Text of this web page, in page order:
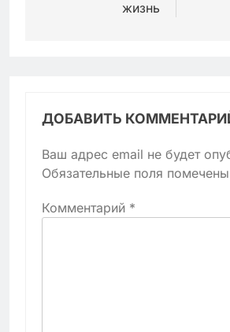
жизнь
ДОБАВИТЬ
Ваш адрес email не будет
Обязательные поля помечены
Комментарий *